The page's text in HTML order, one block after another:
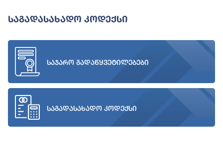
Საგადასახადო Კოდექსი
საჯარო გადაწყვეტილებები
საგადასახადო კოდექსი